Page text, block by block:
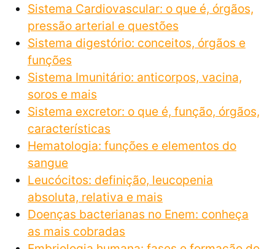
Sistema Cardiovascular: o que é, órgãos,
pressão arterial e questões
Sistema digestório: conceitos, órgãos e
funções
Sistema Imunitário: anticorpos, vacina,
soros e mais
Sistema excretor: o que é, função, órgãos,
características
Hematologia: funções e elementos do
sangue
Leucócitos: definição, leucopenia
absoluta, relativa e mais
Doenças bacterianas no Enem: conheça
as mais cobradas